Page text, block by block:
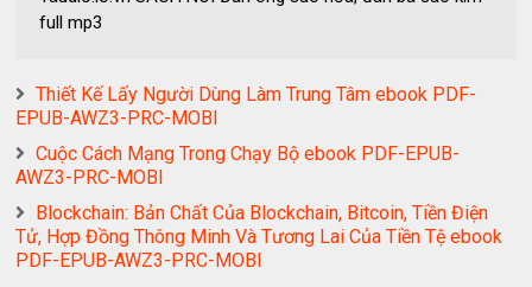
full mp3
Thiết Kế Lấy Người Dùng Làm Trung Tâm ebook PDF-
EPUB-AWZ3-PRC-MOBI
Cuộc Cách Mạng Trong Chạy Bộ ebook PDF-EPUB-
AWZ3-PRC-MOBI
Blockchain: Bản Chất Của Blockchain, Bitcoin, Tiền Điện
Tử, Hợp Đồng Thông Minh Và Tương Lai Của Tiền Tệ ebook
PDF-EPUB-AWZ3-PRC-MOBI